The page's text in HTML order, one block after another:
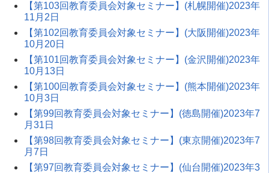
【第103回教育委員会対象セミナー】(札幌開催)2023年
11月2日
【第102回教育委員会対象セミナー】(大阪開催)2023年
10月20日
【第101回教育委員会対象セミナー】(金沢開催)2023年
10月13日
【第100回教育委員会対象セミナー】(熊本開催)2023年
10月3日
【第99回教育委員会対象セミナー】(徳島開催)2023年7
月31日
【第98回教育委員会対象セミナー】(東京開催)2023年7
月7日
【第97回教育委員会対象セミナー】(仙台開催)2023年3